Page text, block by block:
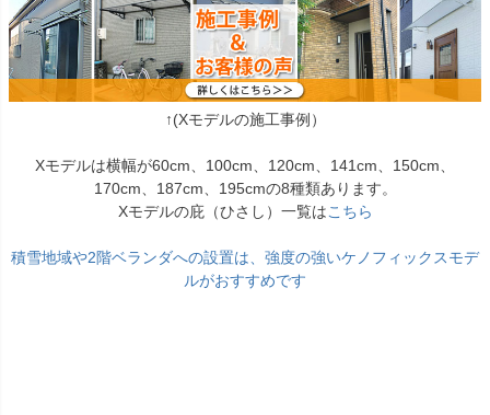
↑(Xモデルの施工事例）
Xモデルは横幅が60cm、100cm、120cm、141cm、150cm、
170cm、187cm、195cmの8種類あります。
Xモデルの庇（ひさし）一覧はこちら
積雪地域や2階ベランダへの設置は、強度の強いケノフィックスモデ
ルがおすすめです